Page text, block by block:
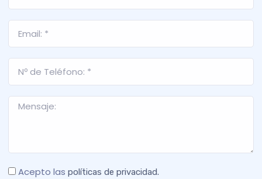
Acepto las políticas de privacidad.